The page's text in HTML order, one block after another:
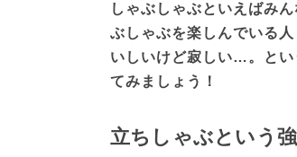
しゃぶしゃぶといえばみ
ぶしゃぶを楽しんでいる
いしいけど寂しい…。とい
てみましょう！
立ちしゃぶという